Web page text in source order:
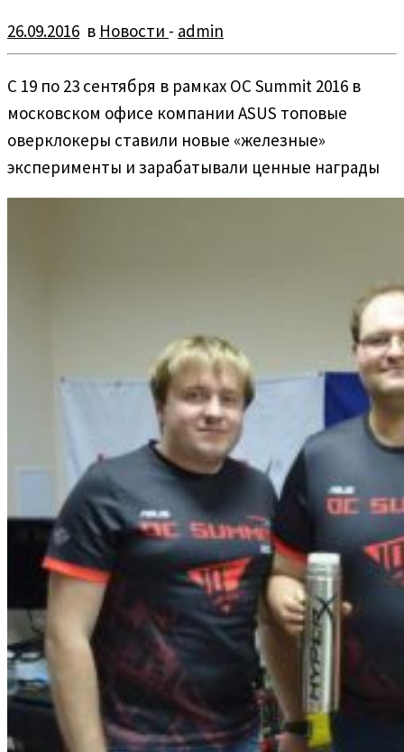
26.09.2016 в Новости - admin
С 19 по 23 сентября в рамках OC Summit 2016 в
московском офисе компании ASUS топовые
оверклокеры ставили новые «железные»
эксперименты и зарабатывали ценные награды